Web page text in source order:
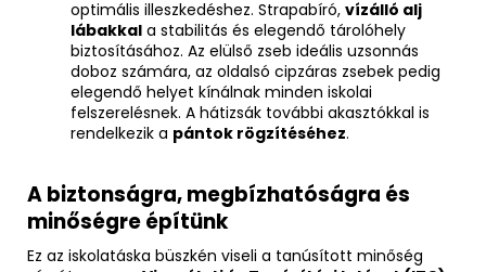
optimális illeszkedéshez. Strapabíró, vízálló alj
lábakkal a stabilitás és elegendő tárolóhely
biztosításához. Az elülső zseb ideális uzsonnás
doboz számára, az oldalsó cipzáras zsebek pedig
elegendő helyet kínálnak minden iskolai
felszerelésnek. A hátizsák további akasztókkal is
rendelkezik a pántok rögzítéséhez.
A biztonságra, megbízhatóságra és
minőségre építünk
Ez az iskolatáska büszkén viseli a tanúsított minőség